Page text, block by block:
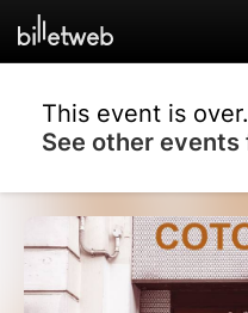
This event is over.
See other